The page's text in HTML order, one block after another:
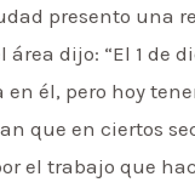
presento una
dijo: “El 1 de
él, pero hoy
que en ciertos
el trabajo que